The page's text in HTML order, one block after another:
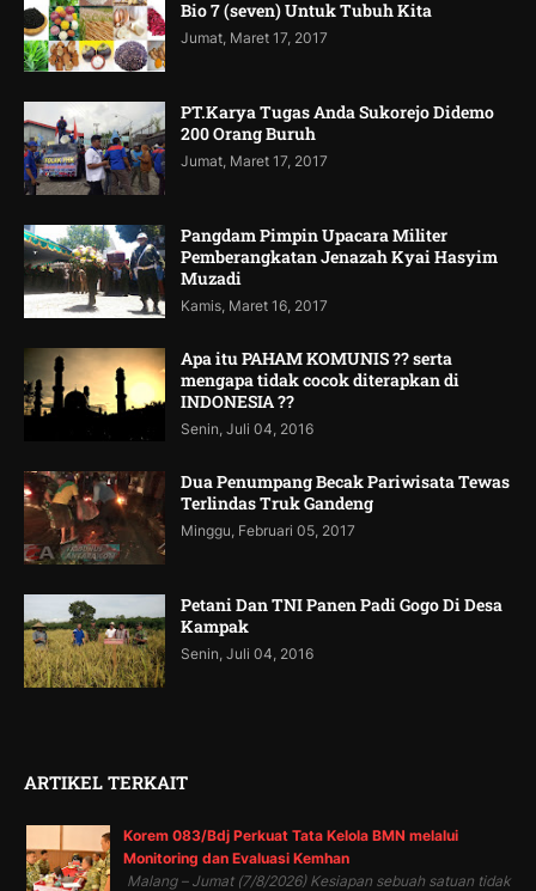
Bio 7 (seven) Untuk Tubuh Kita
Jumat, Maret 17, 2017
PT.Karya Tugas Anda Sukorejo Didemo
200 Orang Buruh
Jumat, Maret 17, 2017
Pangdam Pimpin Upacara Militer
Pemberangkatan Jenazah Kyai Hasyim
Muzadi
Kamis, Maret 16, 2017
Apa itu PAHAM KOMUNIS ?? serta
mengapa tidak cocok diterapkan di
INDONESIA ??
Senin, Juli 04, 2016
Dua Penumpang Becak Pariwisata Tewas
Terlindas Truk Gandeng
Minggu, Februari 05, 2017
Petani Dan TNI Panen Padi Gogo Di Desa
Kampak
Senin, Juli 04, 2016
ARTIKEL TERKAIT
Korem 083/Bdj Perkuat Tata Kelola BMN melalui
Monitoring dan Evaluasi Kemhan
Malang – Jumat (7/8/2026) Kesiapan sebuah satuan tidak